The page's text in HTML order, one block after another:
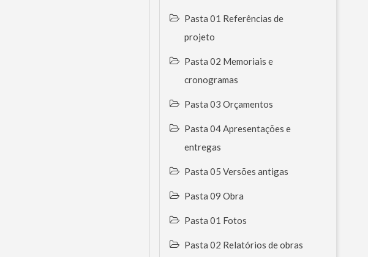
Pasta 01 Referências de
projeto
Pasta 02 Memoriais e
cronogramas
Pasta 03 Orçamentos
Pasta 04 Apresentações e
entregas
Pasta 05 Versões antigas
Pasta 09 Obra
Pasta 01 Fotos
Pasta 02 Relatórios de obras